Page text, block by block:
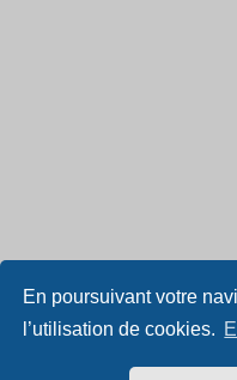
En poursuivant votre
l’utilisation de cookies.